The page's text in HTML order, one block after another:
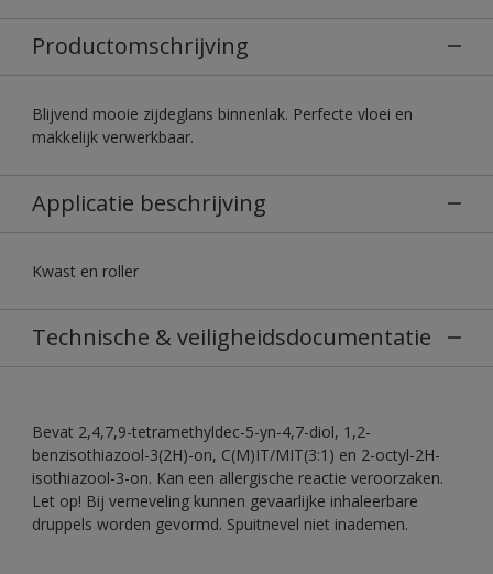
Productomschrijving
Blijvend mooie zijdeglans binnenlak. Perfecte vloei en
makkelijk verwerkbaar.
Applicatie beschrijving
Kwast en roller
Technische & veiligheidsdocumentatie
Bevat 2,4,7,9-tetramethyldec-5-yn-4,7-diol, 1,2-
benzisothiazool-3(2H)-on, C(M)IT/MIT(3:1) en 2-octyl-2H-
isothiazool-3-on. Kan een allergische reactie veroorzaken.
Let op! Bij verneveling kunnen gevaarlijke inhaleerbare
druppels worden gevormd. Spuitnevel niet inademen.